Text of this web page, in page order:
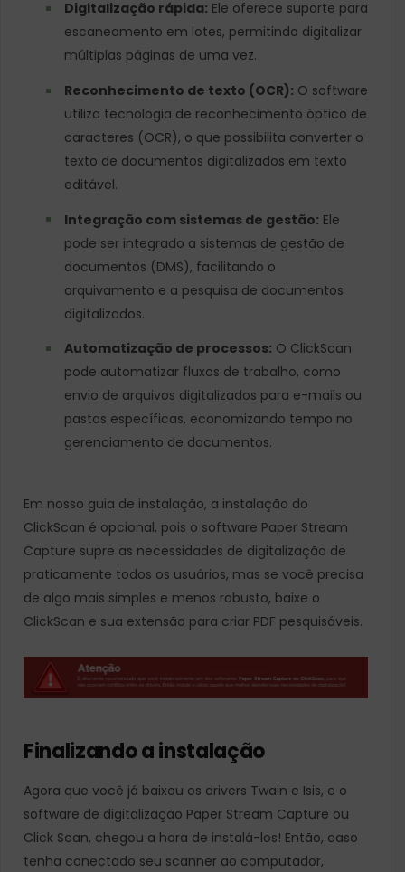
Digitalização rápida: Ele oferece suporte para
escaneamento em lotes, permitindo digitalizar
múltiplas páginas de uma vez.
Reconhecimento de texto (OCR): O software
utiliza tecnologia de reconhecimento óptico de
caracteres (OCR), o que possibilita converter o
texto de documentos digitalizados em texto
editável.
Integração com sistemas de gestão: Ele
pode ser integrado a sistemas de gestão de
documentos (DMS), facilitando o
arquivamento e a pesquisa de documentos
digitalizados.
Automatização de processos: O ClickScan
pode automatizar fluxos de trabalho, como
envio de arquivos digitalizados para e-mails ou
pastas específicas, economizando tempo no
gerenciamento de documentos.
Em nosso guia de instalação, a instalação do
ClickScan é opcional, pois o software Paper Stream
Capture supre as necessidades de digitalização de
praticamente todos os usuários, mas se você precisa
de algo mais simples e menos robusto, baixe o
ClickScan e sua extensão para criar PDF pesquisáveis.
Finalizando a instalação
Agora que você já baixou os drivers Twain e Isis, e o
software de digitalização Paper Stream Capture ou
Click Scan, chegou a hora de instalá-los! Então, caso
tenha conectado seu scanner ao computador,